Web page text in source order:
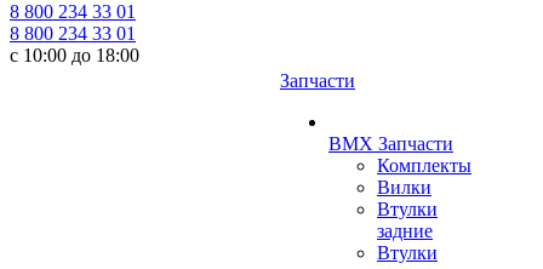
8 800 234 33 01
8 800 234 33 01
с 10:00 до 18:00
Запчасти
BMX Запчасти
Комплекты
Вилки
Втулки
задние
Втулки